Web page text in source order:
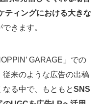
ティングにおける大きな
きます。
GARAGE」での
来のような広告の出稿
る中で、もともとSNS